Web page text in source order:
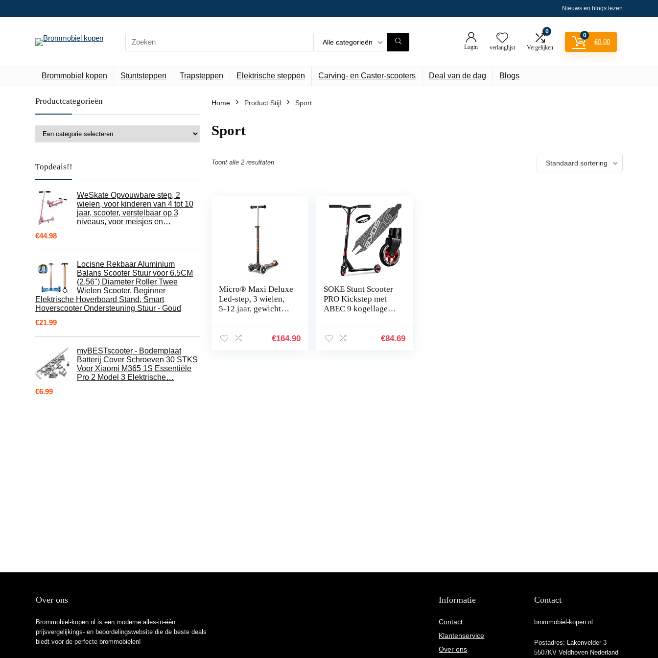
Nieuws en blogs lezen
Search
for:
Alle categorieën
Login verlanglijst
0
Vergelijken
0
€0.00
Brommobiel kopen Stuntsteppen Trapsteppen Elektrische steppen Carving- en Caster-scooters Deal van de dag Blogs
Productcategorieën
Topdeals!!
WeSkate Opvouwbare step, 2
wielen, voor kinderen van 4 tot 10
jaar, scooter, verstelbaar op 3
niveaus, voor meisjes en…
€44.98
Locisne Rekbaar Aluminium
Balans Scooter Stuur voor 6.5CM
(2.56") Diameter Roller Twee
Wielen Scooter, Beginner
Elektrische Hoverboard Stand, Smart
Hoverscooter Ondersteuning Stuur - Goud
€21.99
myBESTscooter - Bodemplaat
Batterij Cover Schroeven 30 STKS
Voor Xiaomi M365 1S Essentiële
Pro 2 Model 3 Elektrische…
€6.99
Home Product Stijl ‎Sport
‎Sport
Toont alle 2 resultaten Standaard sortering
Micro® Maxi Deluxe
Led-step, 3 wielen,
5-12 jaar, gewicht
hoogte 67-91 cm,
€164.90
SOKE Stunt Scooter
PRO Kickstep met
ABEC 9 kogellagers,
kinderen,
€84.69
Over ons
Brommobiel-kopen.nl is een moderne alles-in-één
prijsvergelijkings- en beoordelingswebsite die de beste deals
biedt voor de perfecte brommobielen!
Informatie
Contact
Klantenservice
Over ons
Contact
brommobiel-kopen.nl
Postadres: Lakenvelder 3
5507KV Veldhoven Nederland